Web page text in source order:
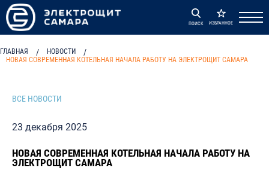
ПОИСК ИЗБРАННОЕ
ГЛАВНАЯ / НОВОСТИ /
НОВАЯ СОВРЕМЕННАЯ КОТЕЛЬНАЯ НАЧАЛА РАБОТУ НА ЭЛЕКТРОЩИТ САМАРА
ВСЕ НОВОСТИ
23 декабря 2025
НОВАЯ СОВРЕМЕННАЯ КОТЕЛЬНАЯ НАЧАЛА РАБОТУ НА
ЭЛЕКТРОЩИТ САМАРА